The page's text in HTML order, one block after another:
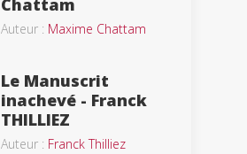
Chattam
Auteur : Maxime Chattam
Le Manuscrit
inachevé - Franck
THILLIEZ
Auteur : Franck Thilliez